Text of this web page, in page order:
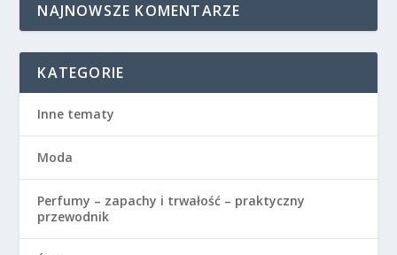
NAJNOWSZE KOMENTARZE
KATEGORIE
Inne tematy
Moda
Perfumy – zapachy i trwałość – praktyczny
przewodnik